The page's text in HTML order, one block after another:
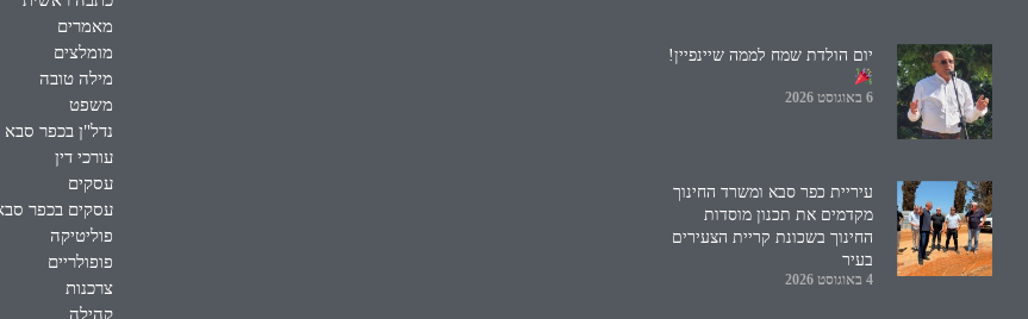
יום הולדת שמח לממה שיינפיין!
6 באוגוסט 2026
עיריית כפר סבא ומשרד החינוך
מקדמים את תכנון מוסדות
החינוך בשכונת קריית הצעירים
בעיר
4 באוגוסט 2026
מאמרים
מומלצים
מילה טובה
משפט
נדל"ן בכפר סבא
עורכי דין
עסקים
עסקים בכפר
פוליטיקה
פופולריים
צרכנות
קהילה